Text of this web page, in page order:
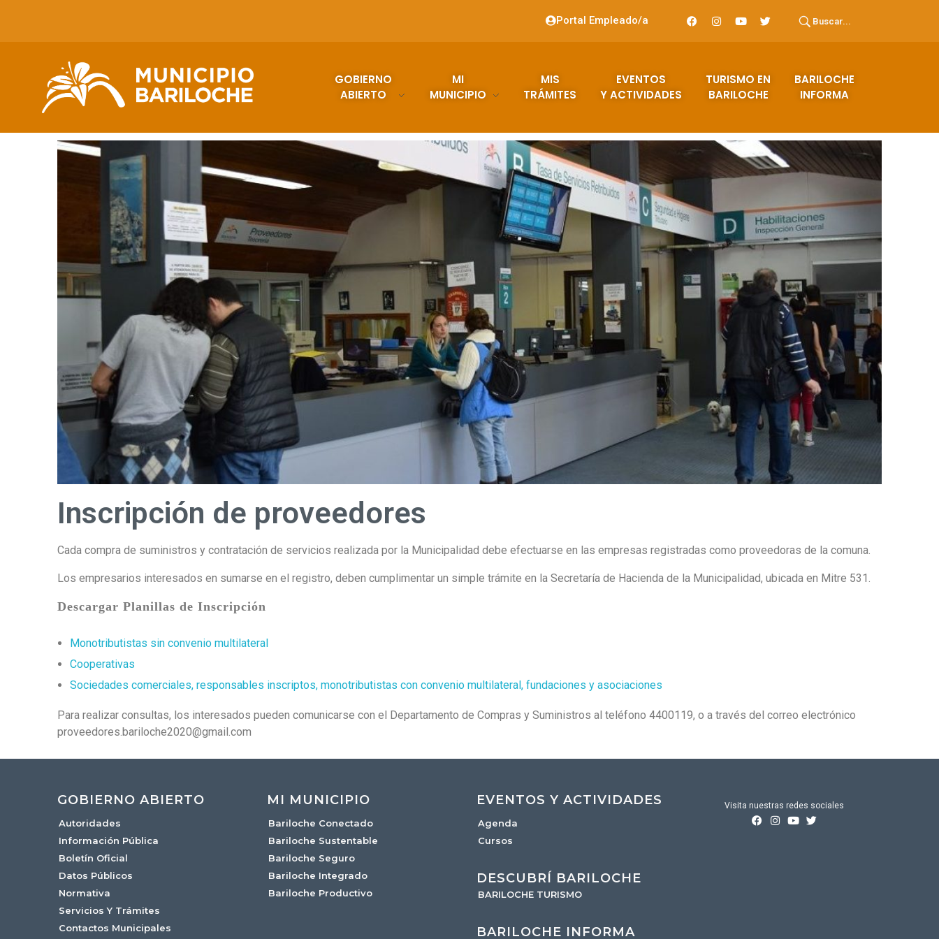
Portal Empleado/a Buscar...
GOBIERNO
ABIERTO
MI
MUNICIPIO
MIS
TRÁMITES
EVENTOS
Y ACTIVIDADES
TURISMO EN
BARILOCHE
BARILOCHE
INFORMA
Inscripción de proveedores
Cada compra de suministros y contratación de servicios realizada por la Municipalidad debe efectuarse en las empresas registradas como proveedoras de la comuna.
Los empresarios interesados en sumarse en el registro, deben cumplimentar un simple trámite en la Secretaría de Hacienda de la Municipalidad, ubicada en Mitre 531.
Descargar Planillas de Inscripción
Monotributistas sin convenio multilateral
Cooperativas
Sociedades comerciales, responsables inscriptos, monotributistas con convenio multilateral, fundaciones y asociaciones
Para realizar consultas, los interesados pueden comunicarse con el Departamento de Compras y Suministros al teléfono 4400119, o a través del correo electrónico
proveedores.bariloche2020@gmail.com
GOBIERNO ABIERTO
Autoridades
Información Pública
Boletín Oficial
Datos Públicos
Normativa
Servicios Y Trámites
Contactos Municipales
MI MUNICIPIO
Bariloche Conectado
Bariloche Sustentable
Bariloche Seguro
Bariloche Integrado
Bariloche Productivo
EVENTOS Y ACTIVIDADES
Agenda
Cursos
DESCUBRÍ BARILOCHE
BARILOCHE TURISMO
BARILOCHE INFORMA
Visita nuestras redes sociales